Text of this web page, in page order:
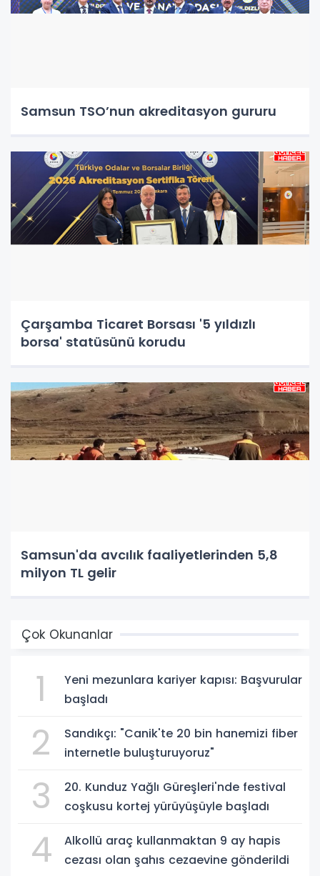
Samsun TSO’nun akreditasyon gururu
Çarşamba Ticaret Borsası '5 yıldızlı
borsa' statüsünü korudu
Samsun'da avcılık faaliyetlerinden 5,8
milyon TL gelir
Çok Okunanlar
1
Yeni mezunlara kariyer kapısı: Başvurular
başladı
2
Sandıkçı: "Canik'te 20 bin hanemizi fiber
internetle buluşturuyoruz"
3
20. Kunduz Yağlı Güreşleri'nde festival
coşkusu kortej yürüyüşüyle başladı
4
Alkollü araç kullanmaktan 9 ay hapis
cezası olan şahıs cezaevine gönderildi